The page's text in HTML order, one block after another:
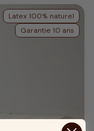
Latex 100% naturel
Garantie 10 ans